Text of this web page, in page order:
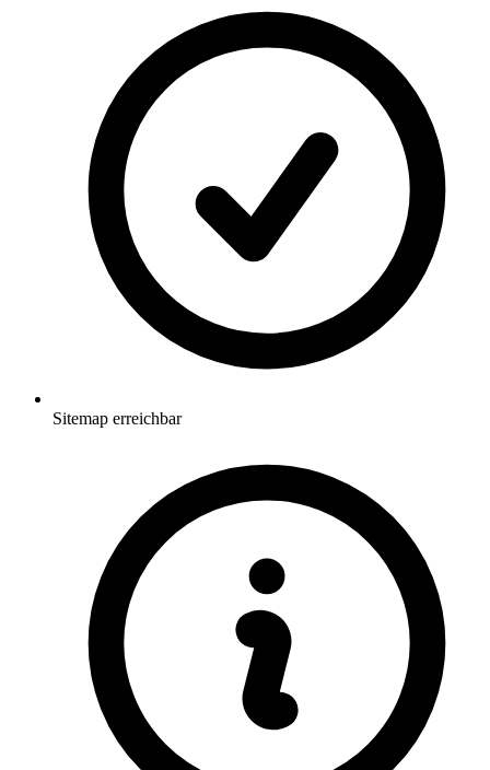
Sitemap erreichbar